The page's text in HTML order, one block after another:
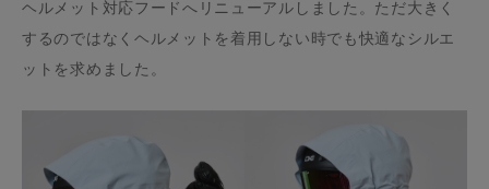
ヘルメット対応フードへリニューアルしました。ただ大きく
するのではなくヘルメットを着用しない時でも快適なシルエ
ットを求めました。